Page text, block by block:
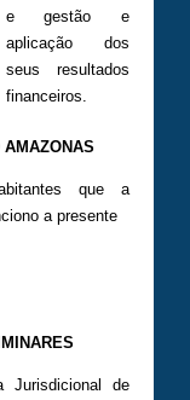
e gestão e
aplicação dos
seus resultados
financeiros.
AMAZONAS
que a
a presente
Jurisdicional de